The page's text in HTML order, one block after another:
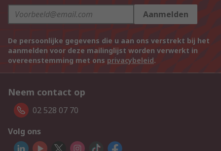
Aanmelden
De persoonlijke gegevens die u aan ons verstrekt bij het
aanmelden voor deze mailinglijst worden verwerkt in
overeenstemming met ons privacybeleid.
Neem contact op
02 528 07 70
Volg ons